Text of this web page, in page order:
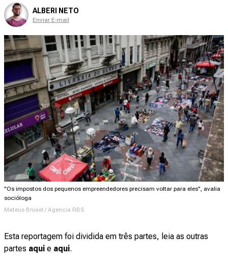
ALBERI NETO
Enviar E-mail
"Os impostos dos pequenos empreendedores precisam voltar para eles", avalia
socióloga
Mateus Bruxel / Agencia RBS
Esta reportagem foi dividida em três partes, leia as outras
partes aqui e aqui.